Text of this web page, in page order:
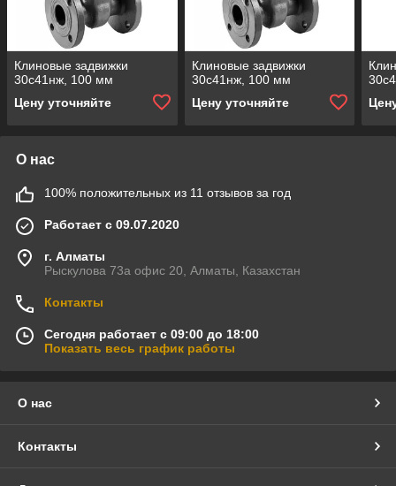
Клиновые задвижки
30с41нж, 100 мм
Цену уточняйте
Клиновые задвижки
30с41нж, 100 мм
Цену уточняйте
О нас
100% положительных из 11 отзывов за год
Работает с 09.07.2020
г. Алматы
Рыскулова 73а офис 20, Алматы, Казахстан
Контакты
Сегодня работает с 09:00 до 18:00
Показать весь график работы
О нас
Контакты